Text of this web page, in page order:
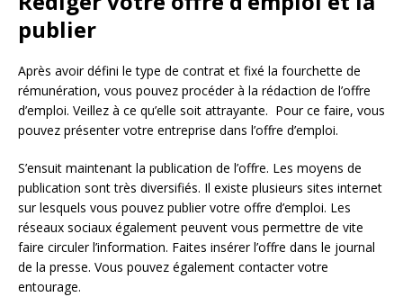
publier
Après avoir défini le type de contrat et fixé la fourchette de
rémunération, vous pouvez procéder à la rédaction de l’offre
d’emploi. Veillez à ce qu’elle soit attrayante. Pour ce faire, vous
pouvez présenter votre entreprise dans l’offre d’emploi.
S’ensuit maintenant la publication de l’offre. Les moyens de
publication sont très diversifiés. Il existe plusieurs sites internet
sur lesquels vous pouvez publier votre offre d’emploi. Les
réseaux sociaux également peuvent vous permettre de vite
faire circuler l’information. Faites insérer l’offre dans le journal
de la presse. Vous pouvez également contacter votre
entourage.